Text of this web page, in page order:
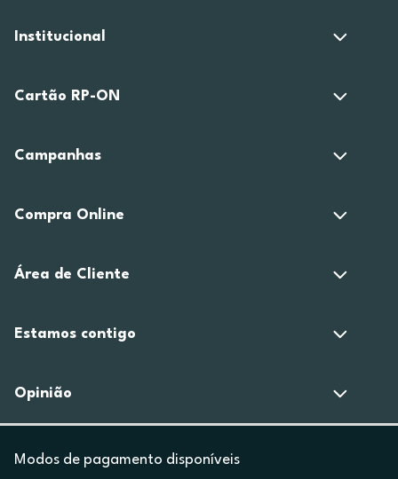
Institucional
Cartão RP-ON
Campanhas
Compra Online
Área de Cliente
Estamos contigo
Opinião
Modos de pagamento disponíveis